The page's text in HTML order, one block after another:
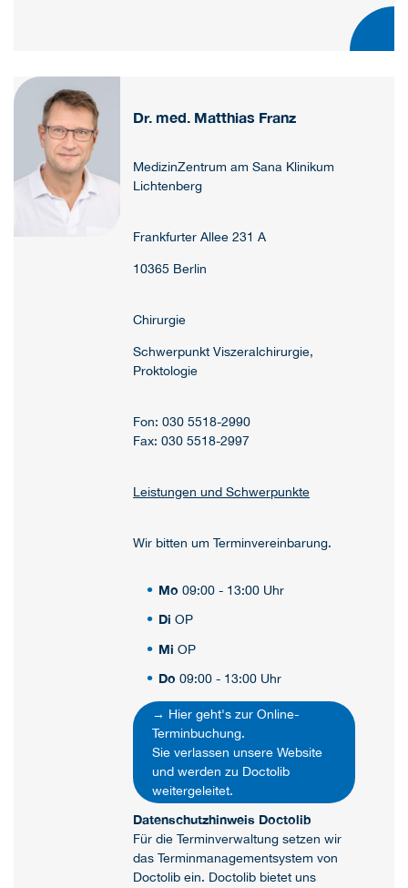
Dr. med. Matthias Franz
MedizinZentrum am Sana Klinikum
Lichtenberg
Frankfurter Allee 231 A
10365 Berlin
Chirurgie
Schwerpunkt Viszeralchirurgie,
Proktologie
Fon: 030 5518-2990
Fax: 030 5518-2997
Leistungen und Schwerpunkte
Wir bitten um Terminvereinbarung.
Mo09:00 - 13:00 Uhr
Di OP
MiOP
Do 09:00 - 13:00 Uhr
→ Hier geht's zur Online-
Terminbuchung.
Sie verlassen unsere Website
und werden zu Doctolib
weitergeleitet.
Datenschutzhinweis Doctolib
Für die Terminverwaltung setzen wir
das Terminmanagementsystem von
Doctolib ein. Doctolib bietet uns